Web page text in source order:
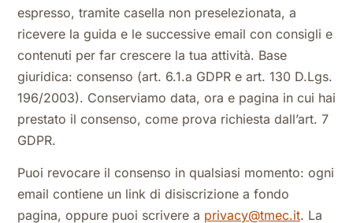
espresso, tramite casella non preselezionata, a
ricevere la guida e le successive email con consigli e
contenuti per far crescere la tua attività. Base
giuridica: consenso (art. 6.1.a GDPR e art. 130 D.Lgs.
196/2003). Conserviamo data, ora e pagina in cui hai
prestato il consenso, come prova richiesta dall’art. 7
GDPR.
Puoi revocare il consenso in qualsiasi momento: ogni
email contiene un link di disiscrizione a fondo
pagina, oppure puoi scrivere a privacy@tmec.it. La